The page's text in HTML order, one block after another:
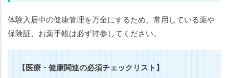
体験入居中の健康管理を万全にするため、常用している薬や
保険証、お薬手帳は必ず持参してください。
【医療・健康関連の必須チェックリスト】